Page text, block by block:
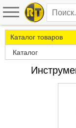
Каталог товаров
Каталог